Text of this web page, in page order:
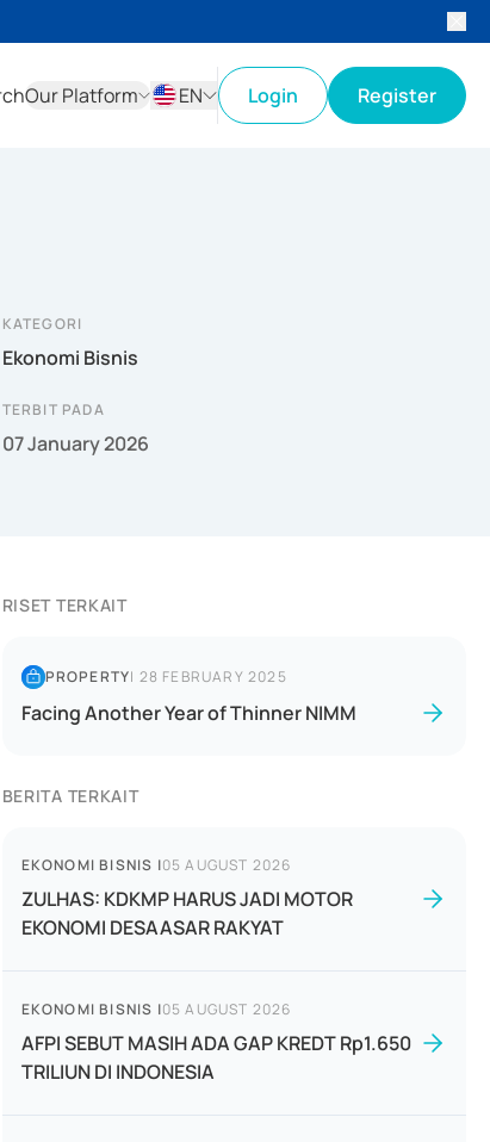
Our Platform
EN
Login Register
KATEGORI
Ekonomi Bisnis
TERBIT PADA
07 January 2026
RISET TERKAIT
PROPERTY| 28 FEBRUARY 2025
Facing Another Year of Thinner NIMM
BERITA TERKAIT
EKONOMI BISNIS |05 AUGUST 2026
ZULHAS: KDKMP HARUS JADI MOTOR
EKONOMI DESAASAR RAKYAT
EKONOMI BISNIS |05 AUGUST 2026
AFPI SEBUT MASIH ADA GAP KREDT Rp1.650
TRILIUN DI INDONESIA